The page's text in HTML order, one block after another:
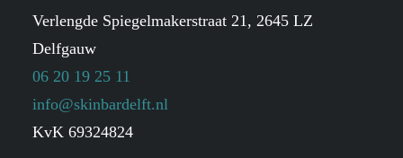
Verlengde Spiegelmakerstraat 21, 2645 LZ
Delfgauw
06 20 19 25 11
info@skinbardelft.nl
KvK 69324824